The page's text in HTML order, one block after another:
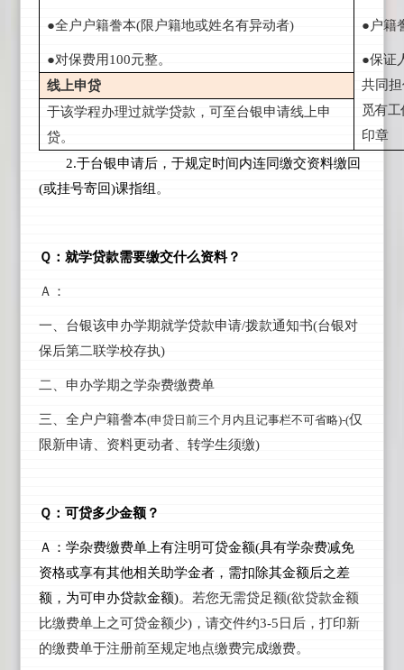
●全户户籍誊本(限户籍地或姓名有异动者)
●对保费用100元整。
●户籍
●保证
共同担
觅有
印章
线上申贷
于该学程办理过就学贷款，可至台银申请线上申
贷。
2.于台银申请后，于规定时间内连同缴交资料缴回
(或挂号寄回)课指组 。
Ｑ：就学贷款需要缴交什么资料？
Ａ：
一、台银该申办学期就学贷款申请/拨款通知书(台银对
保后第二联学校存执)
二、 申办学期之学杂费缴费单
三、全户户籍誊本(申贷日前三个月内且记事栏不可省略)-(仅
限新申请、资料更动者、转学生须缴)
Ｑ：可贷多少金额？
Ａ：学杂费缴费单上有注明可贷金额(具有学杂费减免
资格或享有其他相关助学金者，需扣除其金额后之差
额，为可申办贷款金额)。若您无需贷足额(欲贷款金额
比缴费单上之可贷金额少)，请交件约3-5日后，打印新
的缴费单于注册前至规定地点缴费完成缴费。